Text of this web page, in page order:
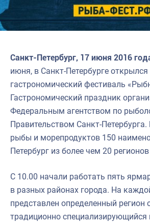
Санкт-Петербург, 17 июня 2016
июня, в Санкт-Петербурге открылся
гастрономический фестиваль
Гастрономический праздник
Федеральным агентством по
Правительством Санкт-Петербурга.
рыбы и морепродуктов 150
Петербург из более чем 20
С 10.00 начали работать пять
в разных районах города. На
представлен определенный регион
традиционно